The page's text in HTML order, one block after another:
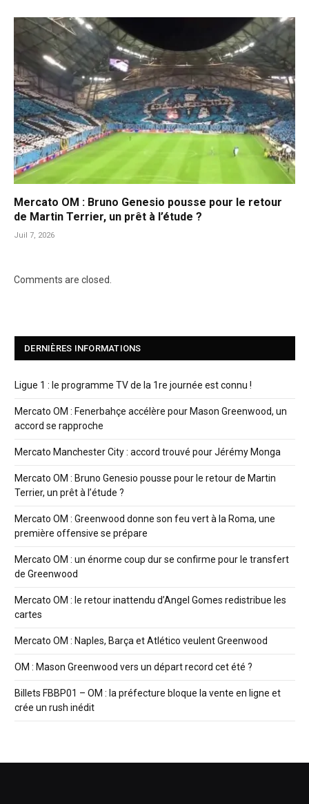
Mercato OM : Bruno Genesio pousse pour le retour
de Martin Terrier, un prêt à l’étude ?
Juil 7, 2026
Comments are closed.
DERNIÈRES INFORMATIONS
Ligue 1 : le programme TV de la 1re journée est connu !
Mercato OM : Fenerbahçe accélère pour Mason Greenwood, un
accord se rapproche
Mercato Manchester City : accord trouvé pour Jérémy Monga
Mercato OM : Bruno Genesio pousse pour le retour de Martin
Terrier, un prêt à l’étude ?
Mercato OM : Greenwood donne son feu vert à la Roma, une
première offensive se prépare
Mercato OM : un énorme coup dur se confirme pour le transfert
de Greenwood
Mercato OM : le retour inattendu d’Angel Gomes redistribue les
cartes
Mercato OM : Naples, Barça et Atlético veulent Greenwood
OM : Mason Greenwood vers un départ record cet été ?
Billets FBBP01 – OM : la préfecture bloque la vente en ligne et
crée un rush inédit